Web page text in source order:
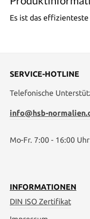
Es ist das
SERVICE-HOTLINE
Telefonische
info@hsb-
Mo-Fr. 7:00 - 16:00 Uhr
INFORMATIONEN
DIN ISO Zertifikat